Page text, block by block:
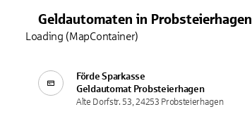
Geldautomaten in Probsteierhagen
Förde Sparkasse
Geldautomat Probsteierhagen
Alte Dorfstr. 53, 24253 Probsteierhagen
Loading (MapContainer)